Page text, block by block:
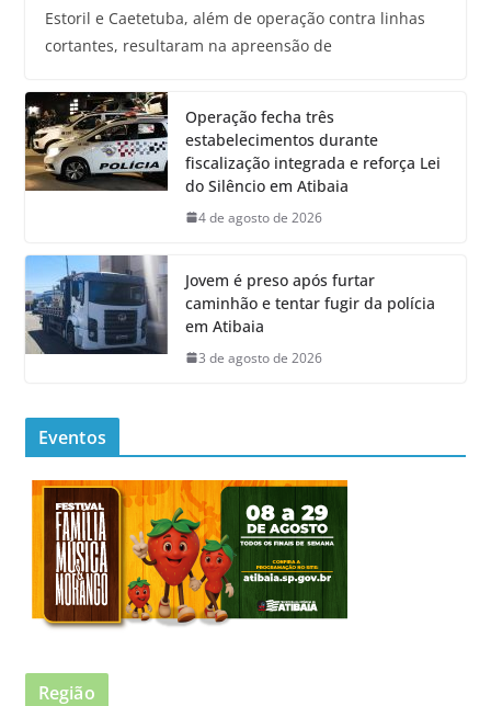
Estoril e Caetetuba, além de operação contra linhas
cortantes, resultaram na apreensão de
Operação fecha três
estabelecimentos durante
fiscalização integrada e reforça Lei
do Silêncio em Atibaia
4 de agosto de 2026
Jovem é preso após furtar
caminhão e tentar fugir da polícia
em Atibaia
3 de agosto de 2026
Eventos
Região